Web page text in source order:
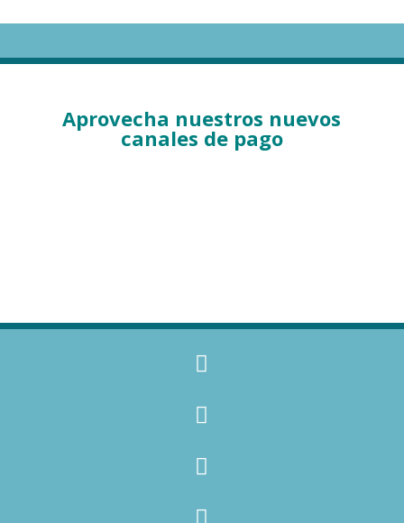
Aprovecha nuestros nuevos
canales de pago


